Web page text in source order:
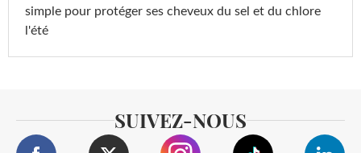
simple pour protéger ses cheveux du sel et du chlore
l'été
SUIVEZ-NOUS